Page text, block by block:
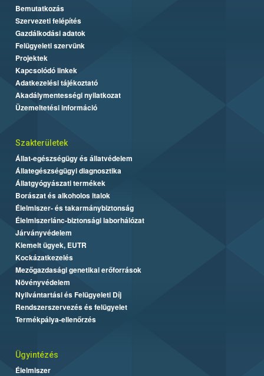
Bemutatkozás
Szervezeti felépítés
Gazdálkodási adatok
Felügyeleti szervünk
Projektek
Kapcsolódó linkek
Adatkezelési tájékoztató
Akadálymentességi nyilatkozat
Üzemeltetési információ
Szakterületek
Állat-egészségügy és állatvédelem
Állategészségügyi diagnosztika
Állatgyógyászati termékek
Borászat és alkoholos italok
Élelmiszer- és takarmánybiztonság
Élelmiszerlánc-biztonsági laborhálózat
Járványvédelem
Kiemelt ügyek, EUTR
Kockázatkezelés
Mezőgazdasági genetikai erőforrások
Növényvédelem
Nyilvántartási és Felügyeleti Díj
Rendszerszervezés és felügyelet
Termékpálya-ellenőrzés
Ügyintézés
Élelmiszer